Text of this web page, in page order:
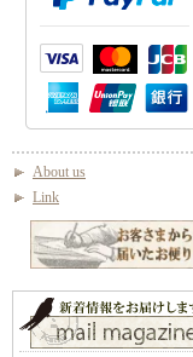
About us
Link